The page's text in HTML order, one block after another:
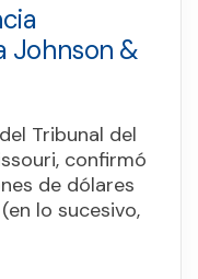
Johnson &
Tribunal del
confirmó
de dólares
lo sucesivo,